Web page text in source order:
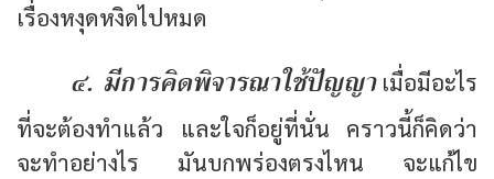
เรื่องหงุดหงิดไปหมด
๔. มีการคิดพิจารณาใช้ปัญญาเมื่อมีอะไร
ที่จะต้องทำแล้ว และใจก็อยู่ที่นั่น คราวนี้ก็คิดว่า
จะทำอย่างไร มันบกพร่องตรงไหน จะแก้ไข